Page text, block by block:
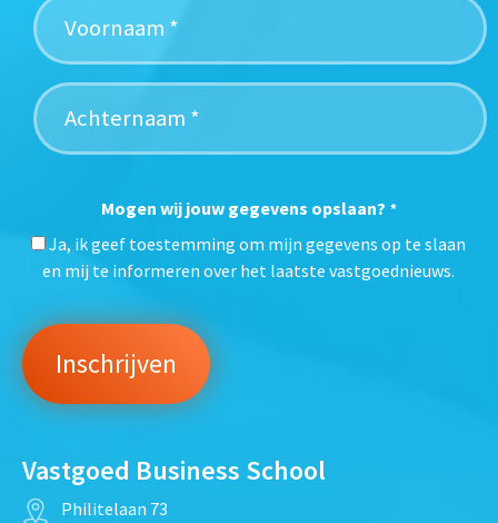
Mogen wij jouw gegevens opslaan? *
Ja, ik geef toestemming om mijn gegevens op te slaan
en mij te informeren over het laatste vastgoednieuws.
Vastgoed Business School
Philitelaan 73